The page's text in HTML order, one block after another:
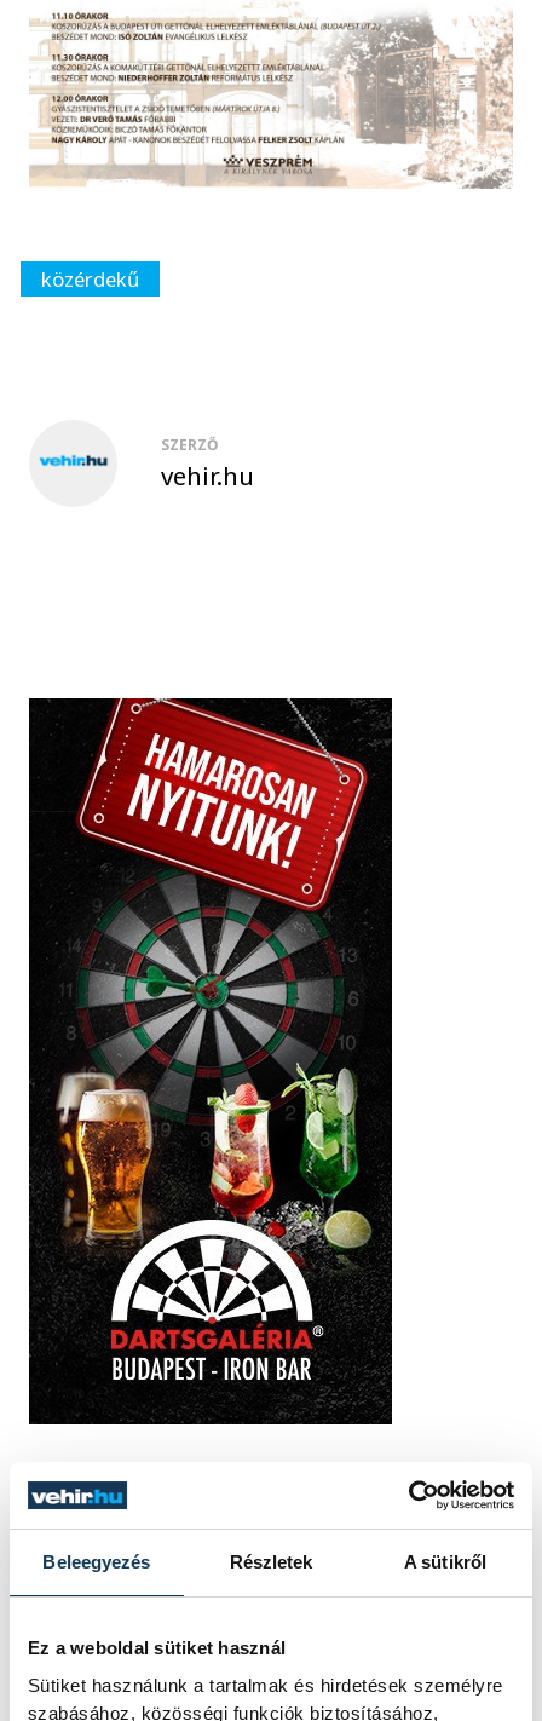
Beleegyezés Részletek A sütikről
Ez a weboldal sütiket használ
Sütiket használunk a tartalmak és hirdetések személyre
szabásához, közösségi funkciók biztosításához,
közérdekű
SZERZŐ
vehir.hu
KÖZÉRDEKŰ
Rengeteg
szabálytalanságot talált